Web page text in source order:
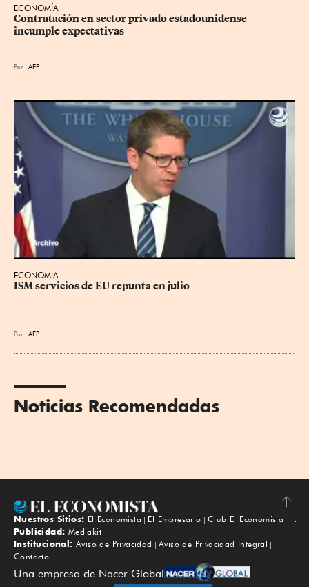
ECONOMÍA
Contratación en sector privado estadounidense
incumple expectativas
Por AFP
ECONOMÍA
ISM servicios de EU repunta en julio
Por AFP
Noticias Recomendadas
Subir
Nuestros Sitios: El Economista El Empresario
Club El Economista
Publicidad: Mediakit
Institucional: Aviso de Privacidad
Aviso de Privacidad Integral
Contacto
Una empresa de Nacer Global